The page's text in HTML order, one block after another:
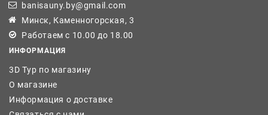
banisauny.by@gmail.com
Минск, Каменногорская, 3
Работаем с 10.00 до 18.00
ИНФОРМАЦИЯ
3D Тур по магазину
О магазине
Информация о доставке